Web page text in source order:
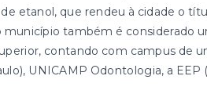
etanol, que rendeu à cidade o
também é considerado
contando com campus de
UNICAMP Odontologia, a EEP